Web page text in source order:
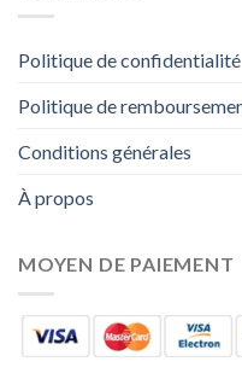
Politique de confidentialité
Politique de
Conditions générales
À propos
MOYEN DE PAIEMENT